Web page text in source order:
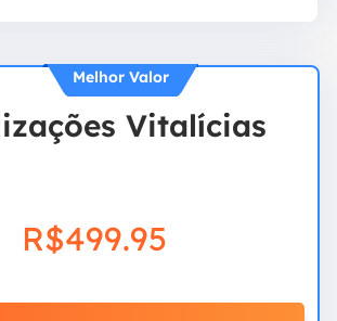
Melhor Valor
Vitalícias
R$499.95